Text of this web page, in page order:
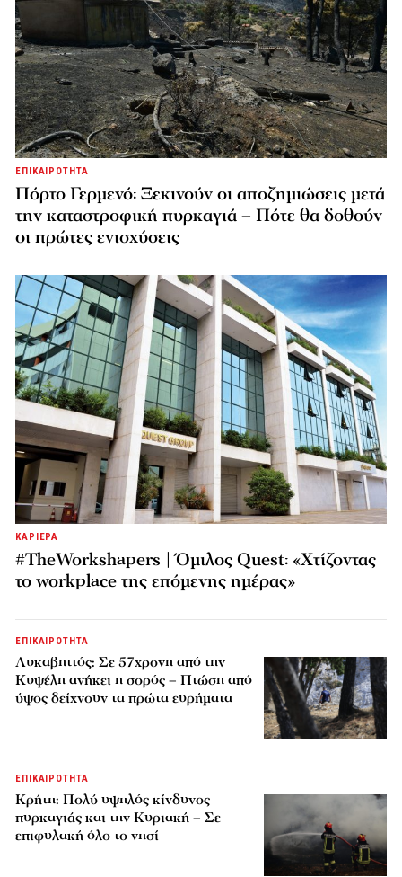
ΕΠΙΚΑΙΡΟΤΗΤΑ
Πόρτο Γερμενό: Ξεκινούν οι αποζημιώσεις μετά
την καταστροφική πυρκαγιά – Πότε θα δοθούν
οι πρώτες ενισχύσεις
ΚΑΡΙΕΡΑ
#TheWorkshapers | Όμιλος Quest: «Χτίζοντας
το workplace της επόμενης ημέρας»
ΕΠΙΚΑΙΡΟΤΗΤΑ
Λυκαβηττός: Σε 57χρονη από την
Κυψέλη ανήκει η σορός – Πτώση από
ύψος δείχνουν τα πρώτα ευρήματα
ΕΠΙΚΑΙΡΟΤΗΤΑ
Κρήτη: Πολύ υψηλός κίνδυνος
πυρκαγιάς και την Κυριακή – Σε
επιφυλακή όλο το νησί